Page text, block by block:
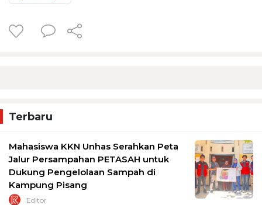
Terbaru
Mahasiswa KKN Unhas Serahkan Peta
Jalur Persampahan PETASAH untuk
Dukung Pengelolaan Sampah di
Kampung Pisang
Editor